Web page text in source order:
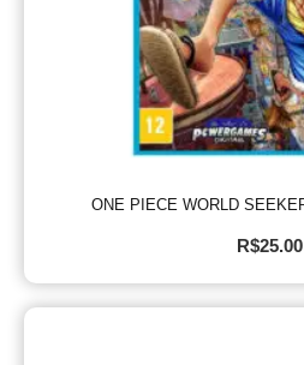
ONE PIECE WORLD
R$25.00